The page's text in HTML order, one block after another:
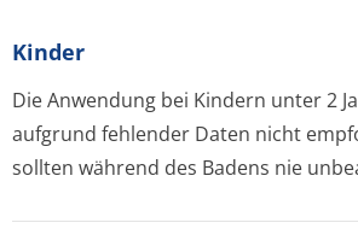
Kinder
Die Anwendung bei Kindern unter 2
aufgrund fehlender Daten nicht
sollten während des Badens nie